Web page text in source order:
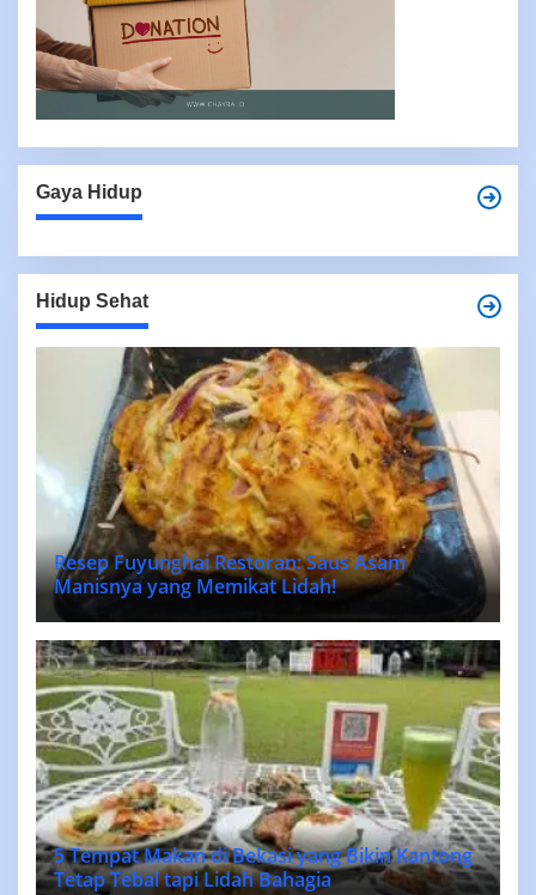
Gaya Hidup
Hidup Sehat
Resep Fuyunghai Restoran: Saus Asam
Manisnya yang Memikat Lidah!
5 Tempat Makan di Bekasi yang Bikin Kantong
Tetap Tebal tapi Lidah Bahagia